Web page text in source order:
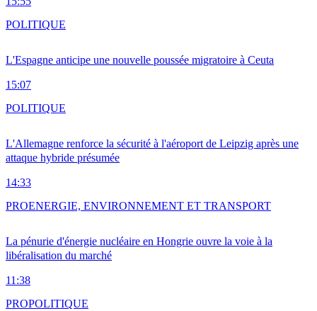
L'Espagne anticipe une nouvelle poussée migratoire à Ceuta
15:07
POLITIQUE
L'Allemagne renforce la sécurité à l'aéroport de Leipzig après une
attaque hybride présumée
14:33
POLITIQUE
La pénurie d'énergie nucléaire en Hongrie ouvre la voie à la
libéralisation du marché
11:38
PROENERGIE, ENVIRONNEMENT ET TRANSPORT
PROPOLITIQUE